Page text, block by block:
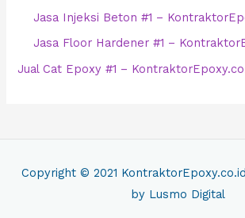
Jasa Injeksi Beton #1 –
Jasa Floor Hardener #1 –
Jual Cat Epoxy #1 –
Copyright © 2021 KontraktorEpoxy.co.id
by Lusmo Digital